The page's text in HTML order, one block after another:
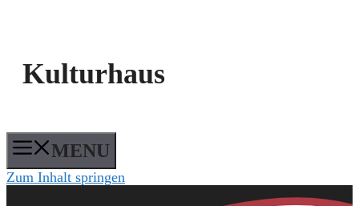
Kulturhaus
MENU
Zum Inhalt springen